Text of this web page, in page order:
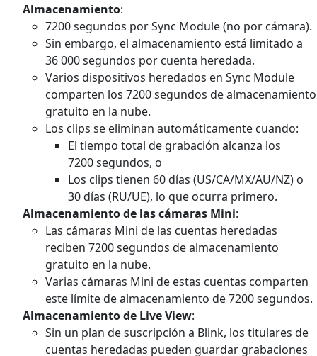
Almacenamiento:
7200 segundos por Sync Module (no por cámara).
Sin embargo, el almacenamiento está limitado a
36 000 segundos por cuenta heredada.
Varios dispositivos heredados en Sync Module
comparten los 7200 segundos de almacenamiento
gratuito en la nube.
Los clips se eliminan automáticamente cuando:
El tiempo total de grabación alcanza los
7200 segundos, o
Los clips tienen 60 días (US/CA/MX/AU/NZ) o
30 días (RU/UE), lo que ocurra primero.
Almacenamiento de las cámaras Mini:
Las cámaras Mini de las cuentas heredadas
reciben 7200 segundos de almacenamiento
gratuito en la nube.
Varias cámaras Mini de estas cuentas comparten
este límite de almacenamiento de 7200 segundos.
Almacenamiento de Live View:
Sin un plan de suscripción a Blink, los titulares de
cuentas heredadas pueden guardar grabaciones